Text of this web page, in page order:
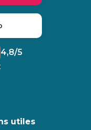
4,8/5
utiles